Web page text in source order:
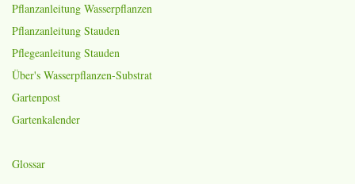
Pflanzanleitung Wasserpflanzen
Pflanzanleitung Stauden
Pflegeanleitung Stauden
Über's Wasserpflanzen-Substrat
Gartenpost
Gartenkalender
Glossar